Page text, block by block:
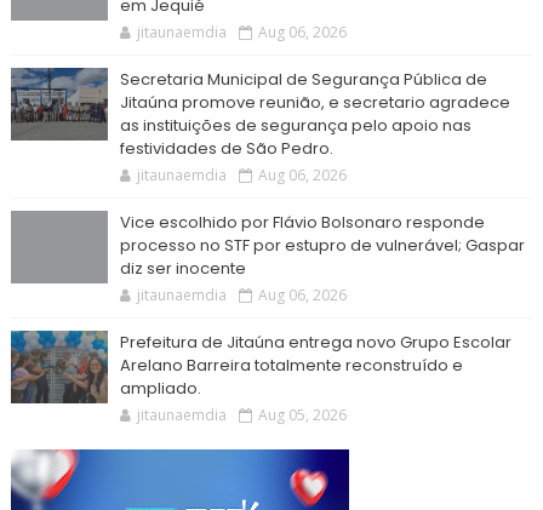
em Jequié
jitaunaemdia Aug 06, 2026
Secretaria Municipal de Segurança Pública de
Jitaúna promove reunião, e secretario agradece
as instituições de segurança pelo apoio nas
festividades de São Pedro.
jitaunaemdia Aug 06, 2026
Vice escolhido por Flávio Bolsonaro responde
processo no STF por estupro de vulnerável; Gaspar
diz ser inocente
jitaunaemdia Aug 06, 2026
Prefeitura de Jitaúna entrega novo Grupo Escolar
Arelano Barreira totalmente reconstruído e
ampliado.
jitaunaemdia Aug 05, 2026